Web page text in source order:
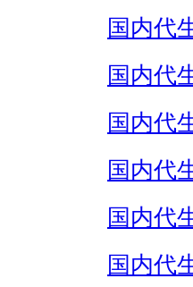
国内代
国内代
国内代
国内代
国内代
国内代